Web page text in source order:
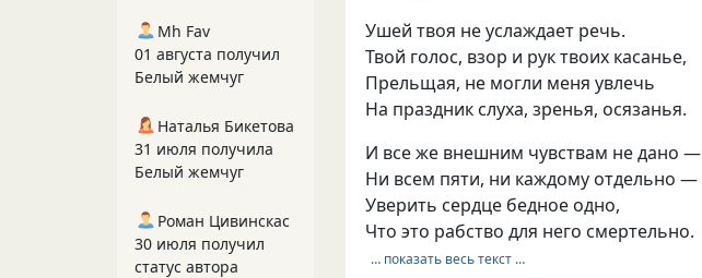
Ушей твоя не услаждает речь.
Твой голос, взор и рук твоих касанье,
Прельщая, не могли меня увлечь
На праздник слуха, зренья, осязанья.
И все же внешним чувствам не дано —
Ни всем пяти, ни каждому отдельно —
Уверить сердце бедное одно,
Что это рабство для него смертельно.
… показать весь текст …
Mh Fav
01 августа получил
Белый жемчуг
Наталья Бикетова
31 июля получила
Белый жемчуг
Роман Цивинскас
30 июля получил
статус автора